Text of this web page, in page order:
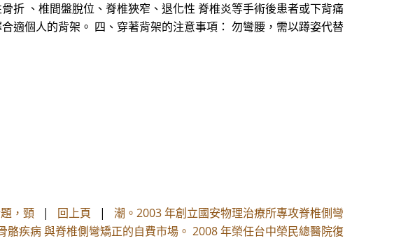
折 、椎間盤脫位、脊椎狹窄、退化性 脊椎炎等手術後患者或下背痛
適個人的背架。 四、穿著背架的注意事項： 勿彎腰，需以蹲姿代替
，頸 | 回上頁 | 潮。2003 年創立國安物理治療所專攻脊椎側彎
骼疾病 與脊椎側彎矯正的自費市場。 2008 年榮任台中榮民總醫院復